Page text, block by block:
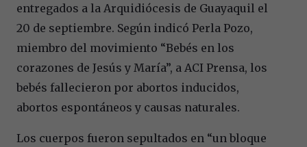
entregados a la Arquidiócesis de Guayaquil el
20 de septiembre. Según indicó Perla Pozo,
miembro del movimiento “Bebés en los
corazones de Jesús y María”, a ACI Prensa, los
bebés fallecieron por abortos inducidos,
abortos espontáneos y causas naturales.
Los cuerpos fueron sepultados en “un bloque